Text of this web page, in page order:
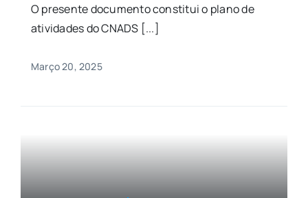
O presente documento constitui o plano de
atividades do CNADS [...]
Março 20, 2025